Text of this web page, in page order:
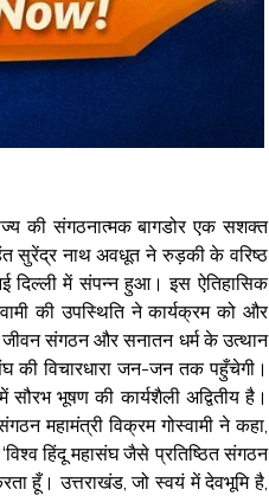
की संगठनात्मक बागडोर एक सशक्त
सुरेंद्र नाथ अवधूत ने रुड़की के वरिष्ठ
दिल्ली में संपन्न हुआ। इस ऐतिहासिक
की उपस्थिति ने कार्यक्रम को और
जीवन संगठन और सनातन धर्म के उत्थान
की विचारधारा जन-जन तक पहुँचेगी।
भूषण की कार्यशैली अद्वितीय है।
महामंत्री विक्रम गोस्वामी ने कहा,
हिंदू महासंघ जैसे प्रतिष्ठित संगठन
हूँ। उत्तराखंड, जो स्वयं में देवभूमि है,